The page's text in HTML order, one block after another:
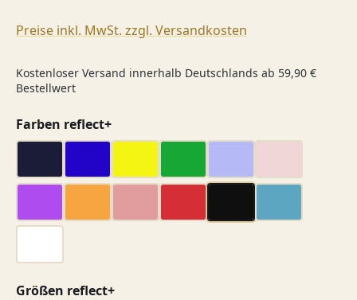
Preise inkl. MwSt. zzgl. Versandkosten
Kostenloser Versand innerhalb Deutschlands ab 59,90 €
Bestellwert
Farben reflect+auswählen
Größen reflect+auswählen